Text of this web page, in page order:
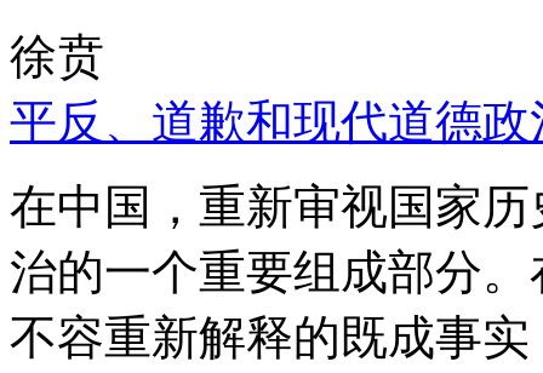
徐贲
平反、道歉和现代道德政
在中国，重新审视国家
治的一个重要组成部分
不容重新解释的既成事